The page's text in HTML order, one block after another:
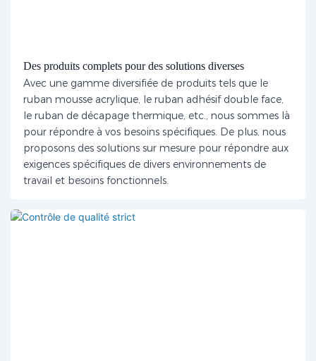
Des produits complets pour des solutions diverses
Avec une gamme diversifiée de produits tels que le
ruban mousse acrylique, le ruban adhésif double face,
le ruban de décapage thermique, etc., nous sommes là
pour répondre à vos besoins spécifiques. De plus, nous
proposons des solutions sur mesure pour répondre aux
exigences spécifiques de divers environnements de
travail et besoins fonctionnels.